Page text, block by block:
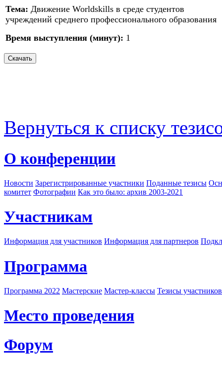
Тема: Движение Worldskills в среде студентов
учреждений среднего профессионального образования
Время выступления (минут): 1
Вернуться к списку
О конференции
Новости Зарегистрированные участники Поданные тезисы
комитет Фотографии Как это было: архив 2003-2021
Участникам
Информация для участников Информация для партнеров
Программа
Программа 2022 Мастерские Мастер-классы Тезисы
Место проведения
Форум